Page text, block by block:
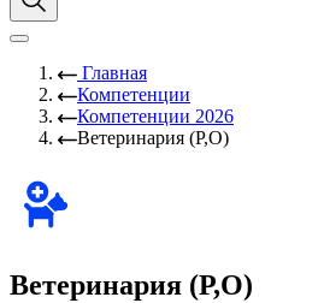
Главная
Компетенции
Компетенции 2026
Ветеринария (Р,О)
Ветеринария (Р,О)